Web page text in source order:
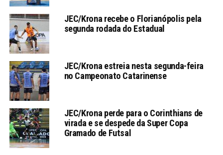
JEC/Krona recebe o Florianópolis pela
segunda rodada do Estadual
JEC/Krona estreia nesta segunda-feira
no Campeonato Catarinense
JEC/Krona perde para o Corinthians de
virada e se despede da Super Copa
Gramado de Futsal